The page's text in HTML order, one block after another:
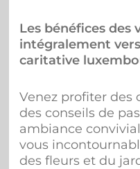
Les bénéfices des
intégralement
caritative
Venez profiter des
des conseils de
ambiance
vous
des fleurs et du